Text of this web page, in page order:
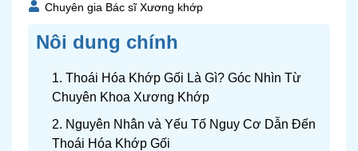
Chuyên gia Bác sĩ Xương khớp
Nôi dung chính
1. Thoái Hóa Khớp Gối Là Gì? Góc Nhìn Từ
Chuyên Khoa Xương Khớp
2. Nguyên Nhân và Yếu Tố Nguy Cơ Dẫn Đến
Thoái Hóa Khớp Gối